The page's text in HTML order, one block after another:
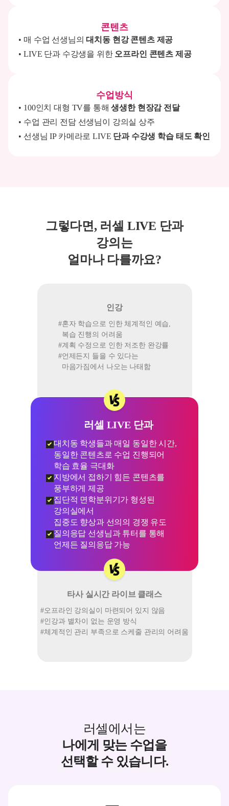
콘텐츠
매 수업 선생님의대치동 현강 콘텐츠 제공
LIVE 단과 수강생을 위한 오프라인 콘텐츠 제공
수업방식
100인치 대형 TV를 통해생생한 현장감 전달
수업 관리 전담 선생님이 강의실 상주
선생님 IP 카메라로 LIVE 단과 수강생 학습 태도 확인
그렇다면, 러셀 LIVE 단과
강의는
얼마나 다를까요?
인강
#혼자 학습으로 인한 체계적인 예습,
복습 진행의 어려움
#계획 수정으로 인한 저조한 완강률
#언제든지 들을 수 있다는
마음가짐에서 나오는 나태함
러셀 LIVE 단과
# 대치동 학생들과 매일 동일한 시간,
동일한 콘텐츠로 수업 진행되어
학습 효율 극대화
# 지방에서 접하기 힘든 콘텐츠를
풍부하게 제공
# 집단적 면학분위기가 형성된
강의실에서
집중도 향상과 선의의 경쟁 유도
# 질의응답 선생님과 튜터를 통해
언제든 질의응답 가능
타사 실시간 라이브 클래스
#오프라인 강의실이
마련되어 있지 않음
#인강과 별차이 없는 운영 방식
#체계적인 관리 부족으로 스케줄 관리의 어려움
러셀에서는
나에게 맞는 수업을
선택할 수 있습니다.